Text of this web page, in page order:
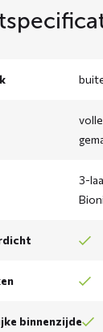
3-
binnenzijde